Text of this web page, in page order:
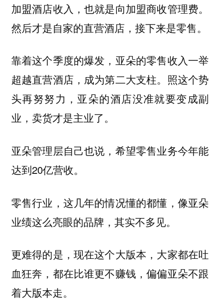
加盟酒店收入，也就是向加盟商收管理费。
然后才是自家的直营酒店，接下来是零售。
靠着这个季度的爆发，亚朵的零售收入一举
超越直营酒店，成为第二大支柱。照这个势
头再努努力，亚朵的酒店没准就要变成副
业，卖货才是主业了。
亚朵管理层自己也说，希望零售业务今年能
达到20亿营收。
零售行业，这几年的情况懂的都懂，像亚朵
业绩这么亮眼的品牌，其实不多见。
更难得的是，现在这个大版本，大家都在吐
血狂奔，都在比谁更不赚钱，偏偏亚朵不跟
着大版本走。